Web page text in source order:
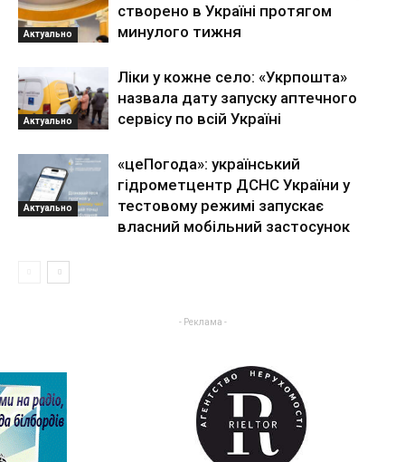
Актуально
створено в Україні протягом
минулого тижня
Актуально
Ліки у кожне село: «Укрпошта»
назвала дату запуску аптечного
сервісу по всій Україні
Актуально
«цеПогода»: український
гідрометцентр ДСНС України у
тестовому режимі запускає
власний мобільний застосунок
- Реклама -